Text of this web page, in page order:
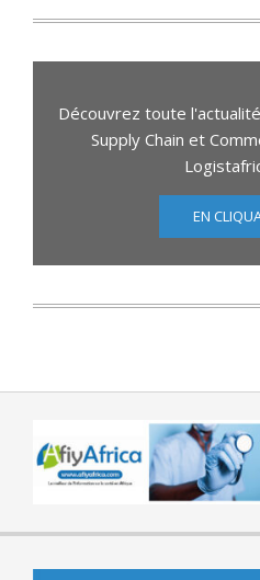
Découvrez toute
Supply Chain et
EN